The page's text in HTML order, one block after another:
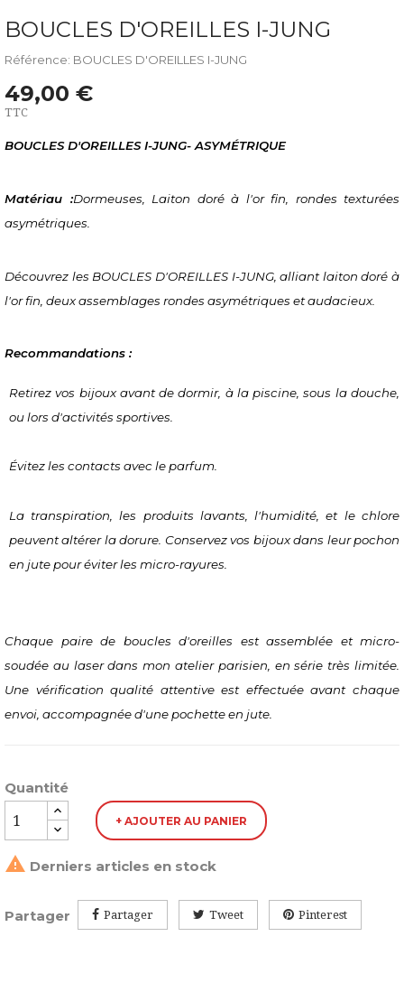
BOUCLES D'OREILLES I-JUNG
Référence: BOUCLES D'OREILLES I-JUNG
49,00 €
TTC
BOUCLES D'OREILLES I-JUNG- ASYMÉTRIQUE
Matériau :Dormeuses, Laiton doré à l'or fin, rondes texturées
asymétriques.
Découvrez les BOUCLES D'OREILLES I-JUNG, alliant laiton doré à
l'or fin, deux assemblages rondes asymétriques et audacieux.
Recommandations :
Retirez vos bijoux avant de dormir, à la piscine, sous la douche,
ou lors d'activités sportives.
Évitez les contacts avec le parfum.
La transpiration, les produits lavants, l'humidité, et le chlore
peuvent altérer la dorure. Conservez vos bijoux dans leur pochon
en jute pour éviter les micro-rayures.
Chaque paire de boucles d'oreilles est assemblée et micro-
soudée au laser dans mon atelier parisien, en série très limitée.
Une vérification qualité attentive est effectuée avant chaque
envoi, accompagnée d'une pochette en jute.
Quantité
+ AJOUTER AU PANIER
 Derniers articles en stock
Partager Partager Tweet Pinterest